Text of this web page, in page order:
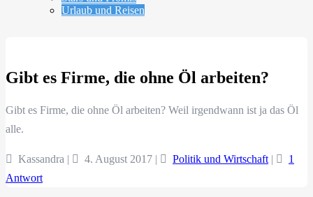
Urlaub und Reisen
Gibt es Firme, die ohne Öl arbeiten?
Gibt es Firme, die ohne Öl arbeiten? Weil irgendwann ist ja das Öl
alle.
Kassandra | 4. August 2017 | Politik und Wirtschaft|
1
Antwort